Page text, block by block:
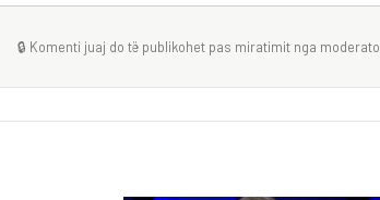
🔒 Komenti juaj do të publikohet pas miratimit nga